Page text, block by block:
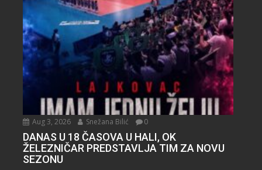
Aug 3, 2026 Snežana Bilić 0
DANAS U 18 ČASOVA U HALI, OK
ŽELEZNIČAR PREDSTAVLJA TIM ZA NOVU
SEZONU